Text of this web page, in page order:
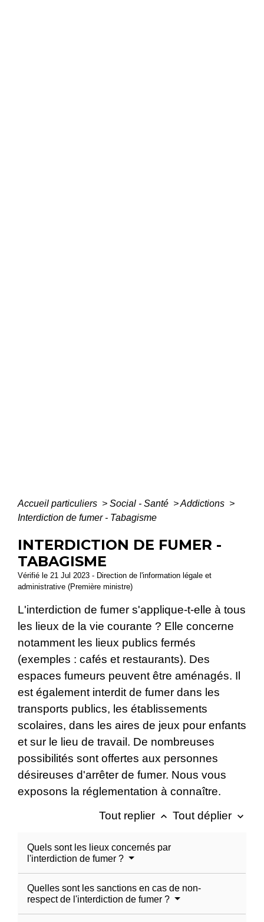
Accueil particuliers > Social - Santé >Addictions >
Interdiction de fumer - Tabagisme
INTERDICTION DE FUMER -
TABAGISME
Vérifié le 21 Jul 2023 - Direction de l'information légale et
administrative (Première ministre)
L'interdiction de fumer s'applique-t-elle à tous
les lieux de la vie courante ? Elle concerne
notamment les lieux publics fermés
(exemples : cafés et restaurants). Des
espaces fumeurs peuvent être aménagés. Il
est également interdit de fumer dans les
transports publics, les établissements
scolaires, dans les aires de jeux pour enfants
et sur le lieu de travail. De nombreuses
possibilités sont offertes aux personnes
désireuses d'arrêter de fumer. Nous vous
exposons la réglementation à connaître.
Tout replier keyboard_arrow_up Tout déplier keyboard_arrow_down
Quels sont les lieux concernés par
l'interdiction de fumer ?
Quelles sont les sanctions en cas de non-
respect de l'interdiction de fumer ?